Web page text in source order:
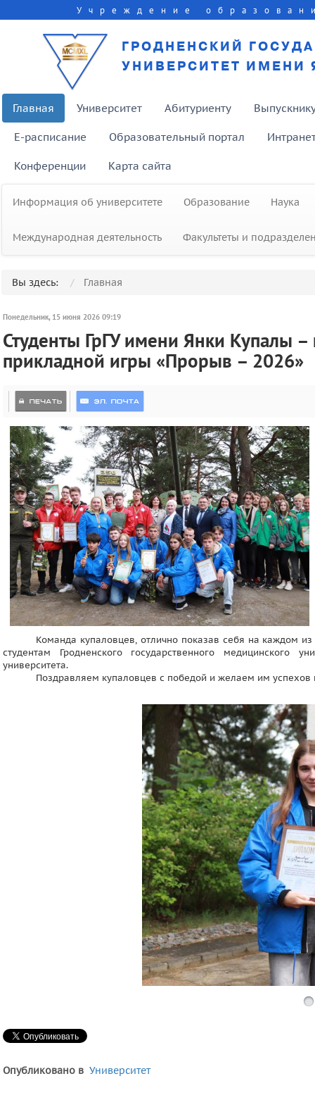
Учреждение
ГРОДНЕНСКИЙ
УНИВЕРСИТЕТ ИМЕНИ
Главная Университет Абитуриенту
E-расписание Образовательный портал
Конференции Карта сайта
Информация об университете Образование Наука
Международная деятельность Факультеты и
Вы здесь: Главная
Понедельник, 15 июня 2026 09:19
Студенты ГрГУ имени Янки Купалы
прикладной игры «Прорыв – 2026»
Команда купаловцев, отлично показав себя на каждом
студентам Гродненского государственного медицинского
университета.
Поздравляем купаловцев с победой и желаем им успехов
Опубликовано в Университет